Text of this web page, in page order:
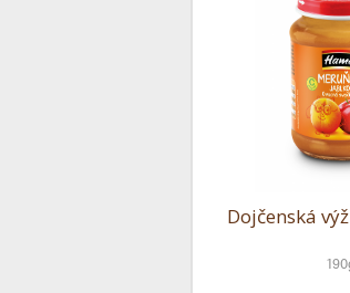
Dojčenská